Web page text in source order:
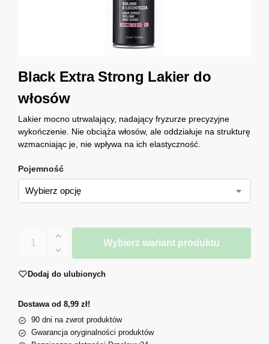
Black Extra Strong Lakier do
włosów
Lakier mocno utrwalający, nadający fryzurze precyzyjne
wykończenie. Nie obciąża włosów, ale oddziałuje na strukturę
wzmacniając je, nie wpływa na ich elastyczność.
Pojemność
Wybierz wariant produktu
Dodaj do ulubionych
Dostawa od 8,99 zł!
90 dni na zwrot produktów
Gwarancja oryginalności produktów